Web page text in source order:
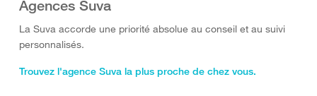
Agences Suva
La Suva accorde une priorité absolue au conseil et au suivi
personnalisés.
Trouvez l'agence Suva la plus proche de chez vous.